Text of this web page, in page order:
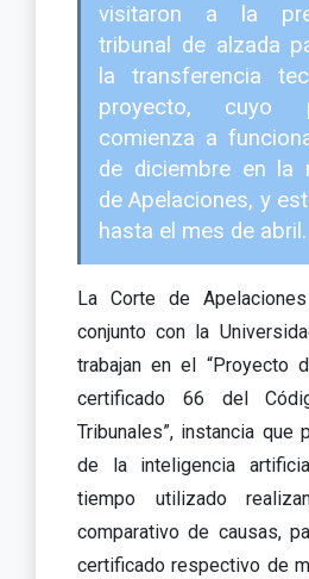
visitaron a la
tribunal de alzada
la transferencia
proyecto, cuyo
comienza a
de diciembre en la
de Apelaciones, y
hasta el mes de abril.
La Corte de
conjunto con la
trabajan en el “Proyecto
certificado 66 del
Tribunales”, instancia que
de la inteligencia
tiempo utilizado
comparativo de causas,
certificado respectivo de